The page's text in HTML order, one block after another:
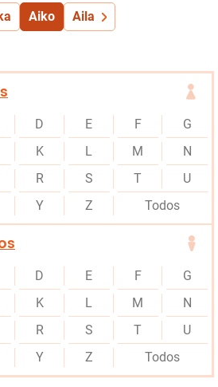
Aiko Aila
D E F
G
K L M
N
R S T
U
Y Z Todos
D E F
G
K L M
N
R S T
U
Y Z Todos